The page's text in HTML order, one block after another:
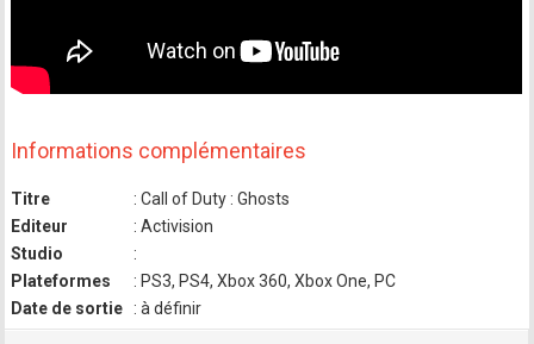
Informations complémentaires
Titre
: Call of Duty : Ghosts
Editeur
: Activision
Studio
:
Plateformes
: PS3, PS4, Xbox 360, Xbox One, PC
Date de sortie
: à définir